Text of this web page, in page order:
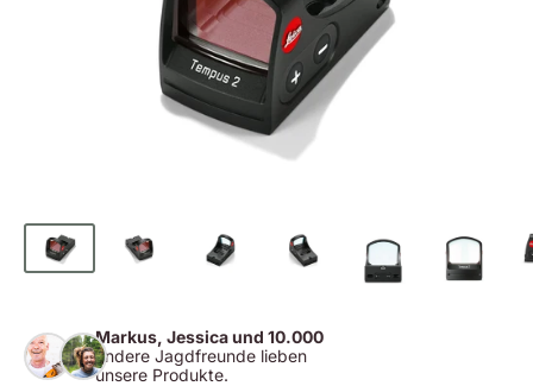
Markus, Jessica und 10.000
andere Jagdfreunde lieben
unsere Produkte.